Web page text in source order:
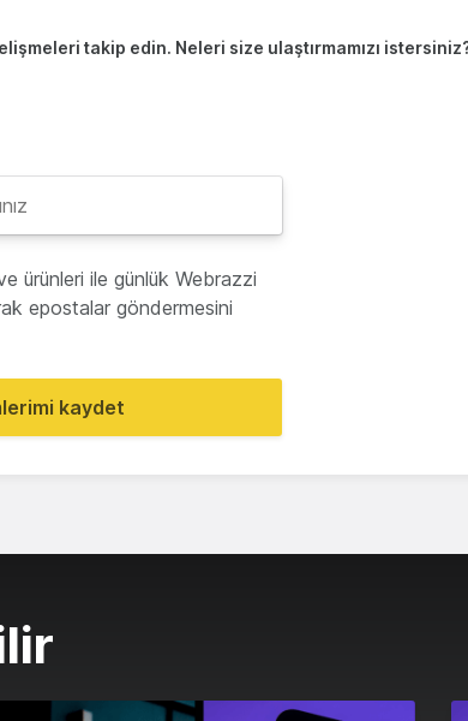
takip edin. Neleri size ulaştırmamızı
ürünleri ile günlük Webrazzi
epostalar göndermesini
kaydet